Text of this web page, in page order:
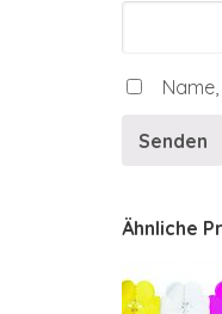
Ähnliche